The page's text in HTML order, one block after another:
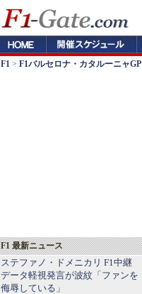
F1 > F1バルセロナ・カタルーニャGP
F1 最新ニュース
ステファノ・ドメニカリ F1中継
データ軽視発言が波紋「ファンを
侮辱している」